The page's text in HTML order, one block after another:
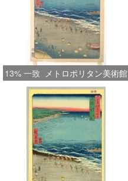
13% 一致 メトロポリタン美術館